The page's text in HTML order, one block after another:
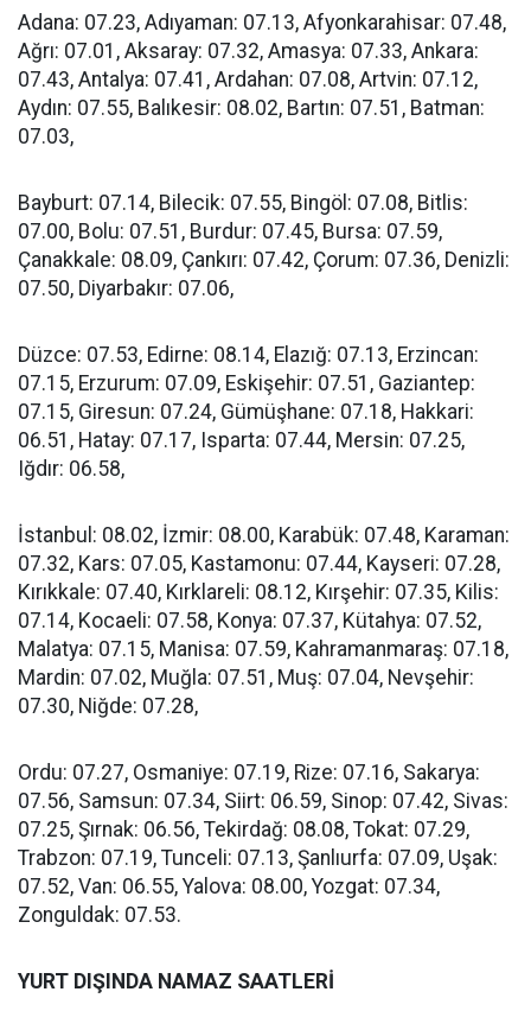
Adana: 07.23, Adıyaman: 07.13, Afyonkarahisar: 07.48,
Ağrı: 07.01, Aksaray: 07.32, Amasya: 07.33, Ankara:
07.43, Antalya: 07.41, Ardahan: 07.08, Artvin: 07.12,
Aydın: 07.55, Balıkesir: 08.02, Bartın: 07.51, Batman:
07.03,
Bayburt: 07.14, Bilecik: 07.55, Bingöl: 07.08, Bitlis:
07.00, Bolu: 07.51, Burdur: 07.45, Bursa: 07.59,
Çanakkale: 08.09, Çankırı: 07.42, Çorum: 07.36, Denizli:
07.50, Diyarbakır: 07.06,
Düzce: 07.53, Edirne: 08.14, Elazığ: 07.13, Erzincan:
07.15, Erzurum: 07.09, Eskişehir: 07.51, Gaziantep:
07.15, Giresun: 07.24, Gümüşhane: 07.18, Hakkari:
06.51, Hatay: 07.17, Isparta: 07.44, Mersin: 07.25,
Iğdır: 06.58,
İstanbul: 08.02, İzmir: 08.00, Karabük: 07.48, Karaman:
07.32, Kars: 07.05, Kastamonu: 07.44, Kayseri: 07.28,
Kırıkkale: 07.40, Kırklareli: 08.12, Kırşehir: 07.35, Kilis:
07.14, Kocaeli: 07.58, Konya: 07.37, Kütahya: 07.52,
Malatya: 07.15, Manisa: 07.59, Kahramanmaraş: 07.18,
Mardin: 07.02, Muğla: 07.51, Muş: 07.04, Nevşehir:
07.30, Niğde: 07.28,
Ordu: 07.27, Osmaniye: 07.19, Rize: 07.16, Sakarya:
07.56, Samsun: 07.34, Siirt: 06.59, Sinop: 07.42, Sivas:
07.25, Şırnak: 06.56, Tekirdağ: 08.08, Tokat: 07.29,
Trabzon: 07.19, Tunceli: 07.13, Şanlıurfa: 07.09, Uşak:
07.52, Van: 06.55, Yalova: 08.00, Yozgat: 07.34,
Zonguldak: 07.53.
YURT DIŞINDA NAMAZ SAATLERİ